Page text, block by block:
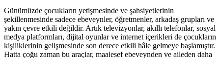
Günümüzde çocukların yetişmesinde ve şahsiyetlerinin
şekillenmesinde sadece ebeveynler, öğretmenler, arkadaş grupları ve
yakın çevre etkili değildir. Artık televizyonlar, akıllı telefonlar, sosyal
medya platformları, dijital oyunlar ve internet içerikleri de çocukların
kişiliklerinin gelişmesinde son derece etkili hâle gelmeye başlamıştır.
Hatta çoğu zaman bu araçlar, maalesef ebeveynden ve aileden daha